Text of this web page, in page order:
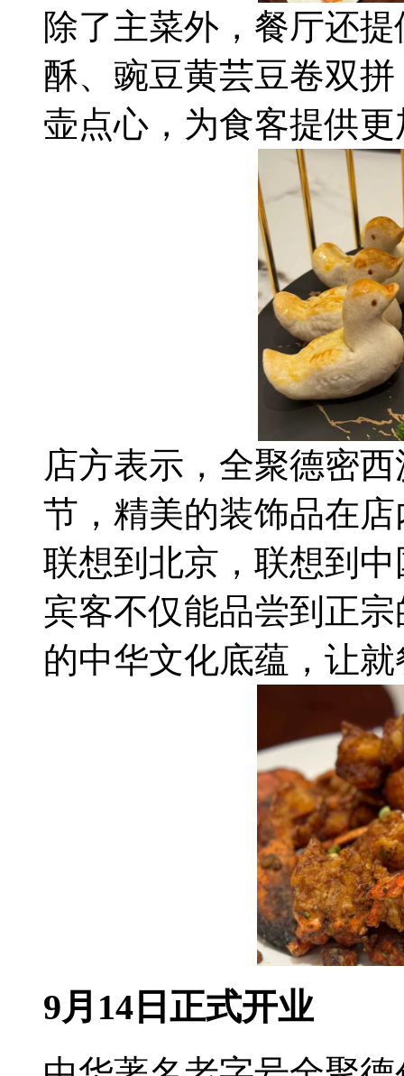
除了主菜外，餐厅还
酥、豌豆黄芸豆卷双
壶点心，为食客提供
店方表示，全聚德密
节，精美的装饰品在
联想到北京，联想到
宾客不仅能品尝到正
的中华文化底蕴，让
9月14日正式开业